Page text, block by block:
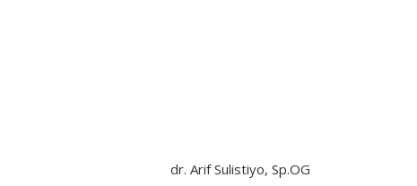
dr. Arif Sulistiyo, Sp.OG